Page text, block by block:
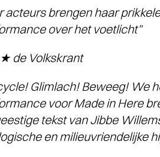
acteurs brengen haar
over het voetlicht”
de Volkskrant
Glimlach! Beweeg! We
voor Made in Here
tekst van Jibbe
en milieuvriendelijke